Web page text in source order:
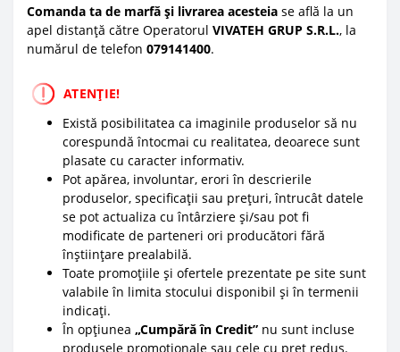
Comanda ta de marfă și livrarea acesteia se află la un
apel distanță către Operatorul VIVATEH GRUP S.R.L., la
numărul de telefon 079141400.
ATENȚIE!
Există posibilitatea ca imaginile produselor să nu
corespundă întocmai cu realitatea, deoarece sunt
plasate cu caracter informativ.
Pot apărea, involuntar, erori în descrierile
produselor, specificații sau prețuri, întrucât datele
se pot actualiza cu întârziere și/sau pot fi
modificate de parteneri ori producători fără
înștiințare prealabilă.
Toate promoțiile și ofertele prezentate pe site sunt
valabile în limita stocului disponibil și în termenii
indicați.
În opțiunea „Cumpără în Credit” nu sunt incluse
produsele promoționale sau cele cu preț redus.